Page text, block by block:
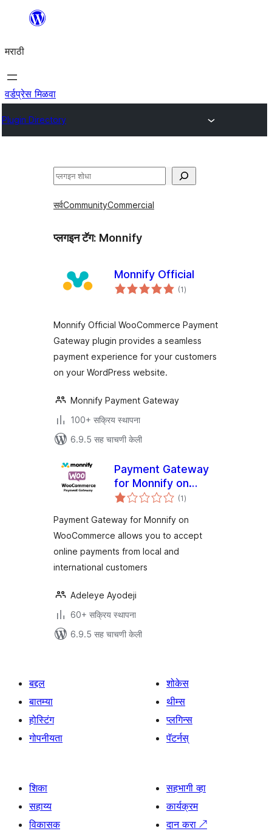
सामुग्रीवर
मराठी
वर्डप्रेस मिळवा
Plugin Directory
शोधा
सर्वCommunityCommercial
प्लगइन टॅग: Monnify
Monnify Official
(1एकूण
मूल्यांकन
)
Monnify Official WooCommerce Payment
Gateway plugin provides a seamless
payment experience for your customers
on your WordPress website.
Monnify Payment Gateway
100+ सक्रिय स्थापना
6.9.5 सह चाचणी केली
Payment Gateway
for Monnify on
WooCommerce
(1एकूण
मूल्यांकन
)
Payment Gateway for Monnify on
WooCommerce allows you to accept
online payments from local and
international customers
Adeleye Ayodeji
60+ सक्रिय स्थापना
6.9.5 सह चाचणी केली
बद्दल
बातम्या
होस्टिंग
गोपनीयता
शोकेस
थीम्स
प्लगिन्स
पॅटर्नस्
शिका
सहाय्य
विकासक
सहभागी व्हा
कार्यक्रम
दान करा ↗